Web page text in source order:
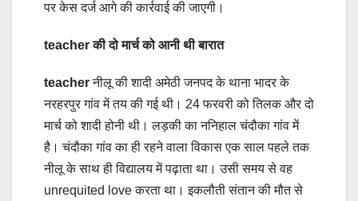
पर केस दर्ज आगे की कार्रवाई की जाएगी।
teacher की दो मार्च को आनी थी बारात
teacherनीलू की शादी अमेठी जनपद के थाना भादर के
नरहरपुर गांव में तय की गई थी। 24 फरवरी को तिलक और दो
मार्च को शादी होनी थी। लड़की का ननिहाल चंदौका गांव में
है। चंदौका गांव का ही रहने वाला विकास एक साल पहले तक
नीलू के साथ ही विद्यालय में पढ़ाता था। उसी समय से वह
unrequited love करता था। इकलौती संतान की मौत से